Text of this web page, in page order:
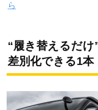
ら
“履き替えるだ
差別化できる1本